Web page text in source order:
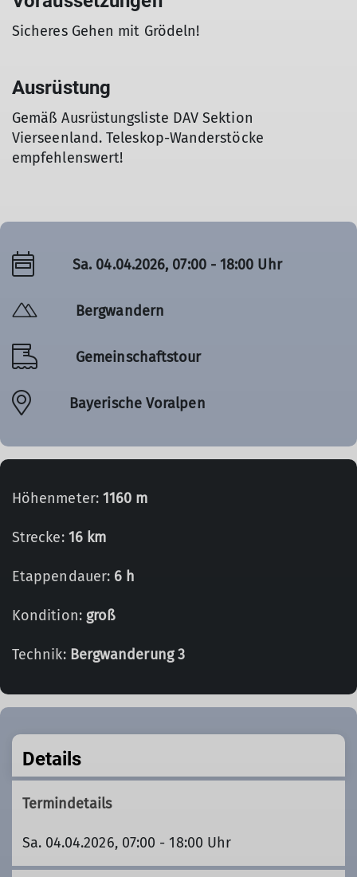
Sicheres Gehen mit Grödeln!
Ausrüstung
Gemäß Ausrüstungsliste DAV Sektion
Vierseenland. Teleskop-Wanderstöcke
empfehlenswert!
Sa. 04.04.2026, 07:00 - 18:00 Uhr
Bergwandern
Gemeinschaftstour
Bayerische Voralpen
Höhenmeter: 1160 m
Strecke: 16 km
Etappendauer: 6 h
Kondition: groß
Technik: Bergwanderung 3
Details
Termindetails
Sa. 04.04.2026, 07:00 - 18:00 Uhr